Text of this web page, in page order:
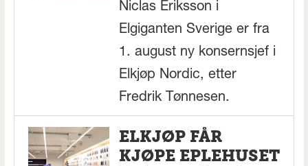
Niclas Eriksson i
Elgiganten Sverige er fra
1. august ny konsernsjef i
Elkjøp Nordic, etter
Fredrik Tønnesen.
ELKJØP FÅR
KJØPE EPLEHUSET